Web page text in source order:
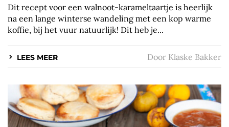
Dit recept voor een walnoot-karameltaartje is heerlijk
na een lange winterse wandeling met een kop warme
koffie, bij het vuur natuurlijk! Dit heb je...
LEES MEER Door Klaske Bakker